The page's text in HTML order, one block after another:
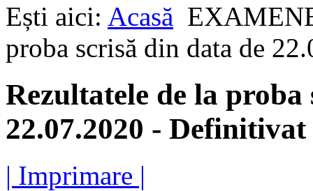
Ești aici: Acasă
proba scrisă din data de
Rezultatele de la
22.07.2020 - Definitivat
| Imprimare |